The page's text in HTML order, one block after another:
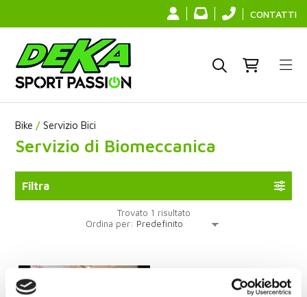
CONTATTI
Bike /Servizio Bici
Servizio di Biomeccanica
Filtra
Trovato 1 risultato
Ordina per: